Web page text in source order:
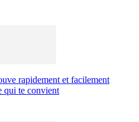
rapidement et facilement
qui te convient